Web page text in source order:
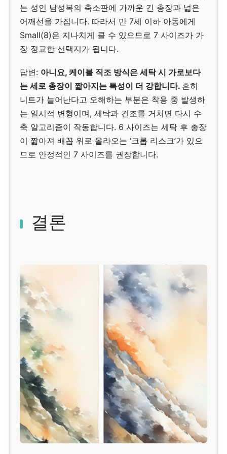
는 성인 남성복의 축소판에 가까운 긴 총장과 넓은
어깨선을 가집니다. 따라서 만 7세 이하 아동에게
Small(8)은 지나치게 클 수 있으므로 7 사이즈가 가
장 정교한 선택지가 됩니다.
답변: 아니요, 케이블 직조 방식은 세탁 시 가로보다
는 세로 총장이 짧아지는 특성이 더 강합니다. 흔히
니트가 늘어난다고 오해하는 부분은 착용 중 발생하
는 일시적 변형이며, 세탁과 건조를 거치면 다시 수
축 알고리즘이 작동합니다. 6 사이즈는 세탁 후 총장
이 짧아져 배꼽 위로 올라오는 ‘크롭 리스크’가 있으
므로 안정적인 7 사이즈를 권장합니다.
결론